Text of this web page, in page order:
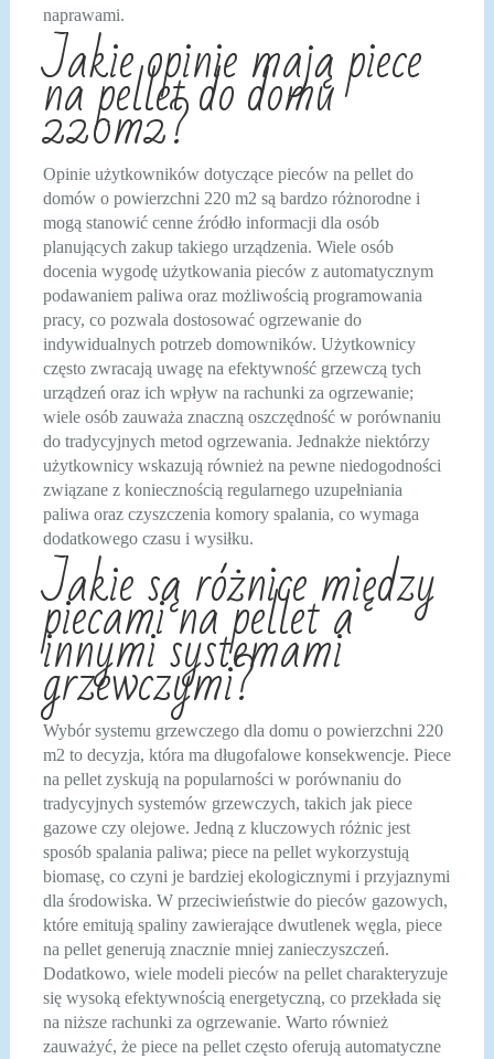
naprawami.
Jakie opinie mają piece
na pellet do domu
220m2?
Opinie użytkowników dotyczące pieców na pellet do
domów o powierzchni 220 m2 są bardzo różnorodne i
mogą stanowić cenne źródło informacji dla osób
planujących zakup takiego urządzenia. Wiele osób
docenia wygodę użytkowania pieców z automatycznym
podawaniem paliwa oraz możliwością programowania
pracy, co pozwala dostosować ogrzewanie do
indywidualnych potrzeb domowników. Użytkownicy
często zwracają uwagę na efektywność grzewczą tych
urządzeń oraz ich wpływ na rachunki za ogrzewanie;
wiele osób zauważa znaczną oszczędność w porównaniu
do tradycyjnych metod ogrzewania. Jednakże niektórzy
użytkownicy wskazują również na pewne niedogodności
związane z koniecznością regularnego uzupełniania
paliwa oraz czyszczenia komory spalania, co wymaga
dodatkowego czasu i wysiłku.
Jakie są różnice między
piecami na pellet a
innymi systemami
grzewczymi?
Wybór systemu grzewczego dla domu o powierzchni 220
m2 to decyzja, która ma długofalowe konsekwencje. Piece
na pellet zyskują na popularności w porównaniu do
tradycyjnych systemów grzewczych, takich jak piece
gazowe czy olejowe. Jedną z kluczowych różnic jest
sposób spalania paliwa; piece na pellet wykorzystują
biomasę, co czyni je bardziej ekologicznymi i przyjaznymi
dla środowiska. W przeciwieństwie do pieców gazowych,
które emitują spaliny zawierające dwutlenek węgla, piece
na pellet generują znacznie mniej zanieczyszczeń.
Dodatkowo, wiele modeli pieców na pellet charakteryzuje
się wysoką efektywnością energetyczną, co przekłada się
na niższe rachunki za ogrzewanie. Warto również
zauważyć, że piece na pellet często oferują automatyczne